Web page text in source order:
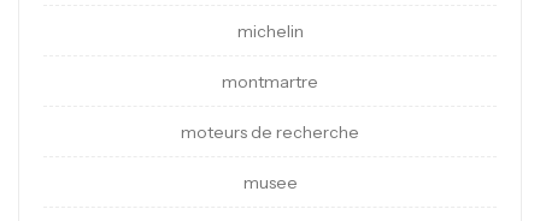
michelin
montmartre
moteurs de recherche
musee